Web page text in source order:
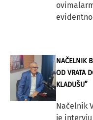
NAČELNIK
OD VRATA
KLADUŠU”
Načelnik
je intervju